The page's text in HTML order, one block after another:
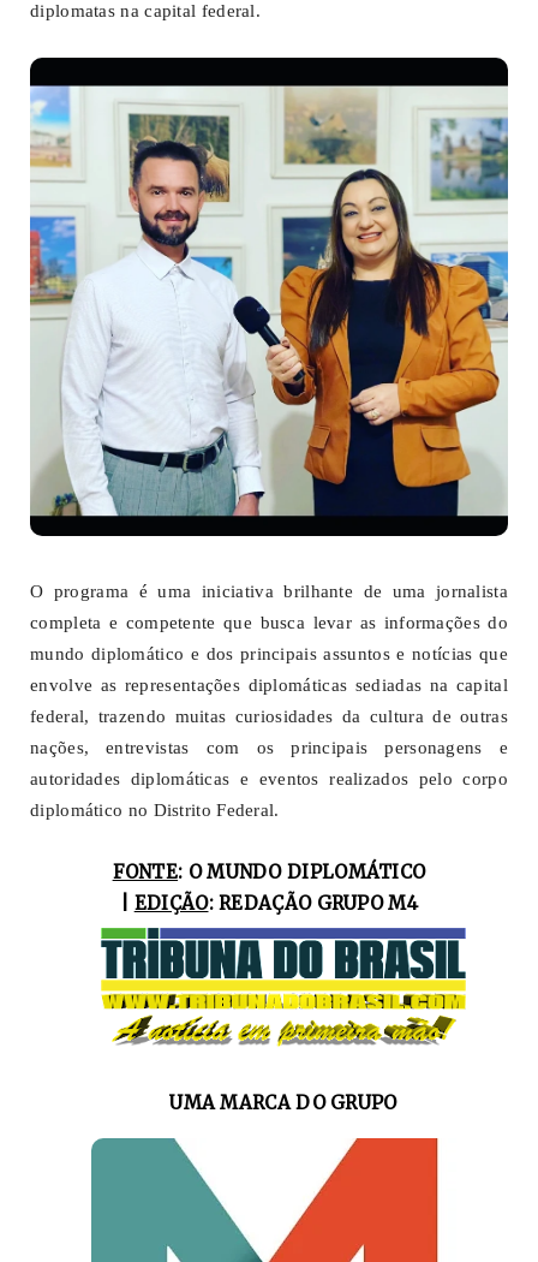
diplomatas na capital federal.
O programa é uma iniciativa brilhante de uma jornalista
completa e competente que busca levar as informações do
mundo diplomático e dos principais assuntos e notícias que
envolve as representações diplomáticas sediadas na capital
federal, trazendo muitas curiosidades da cultura de outras
nações, entrevistas com os principais personagens e
autoridades diplomáticas e eventos realizados pelo corpo
diplomático no Distrito Federal.
FONTE: O MUNDO DIPLOMÁTICO
EDIÇÃO: REDAÇÃO GRUPO M4
UMA MARCA DO GRUPO